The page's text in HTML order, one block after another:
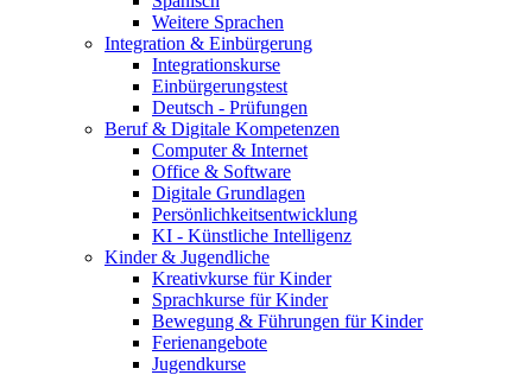
Weitere Sprachen
Integration & Einbürgerung
Integrationskurse
Einbürgerungstest
Deutsch - Prüfungen
Beruf & Digitale Kompetenzen
Computer & Internet
Office & Software
Digitale Grundlagen
Persönlichkeitsentwicklung
KI - Künstliche Intelligenz
Kinder & Jugendliche
Kreativkurse für Kinder
Sprachkurse für Kinder
Bewegung & Führungen für Kinder
Ferienangebote
Jugendkurse